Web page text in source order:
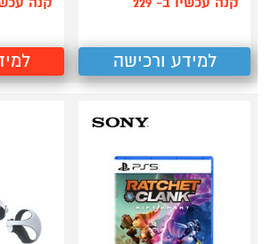
למידע ורכישה